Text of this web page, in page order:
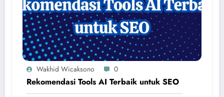
Wakhid Wicaksono 0
Rekomendasi Tools AI Terbaik untuk SEO